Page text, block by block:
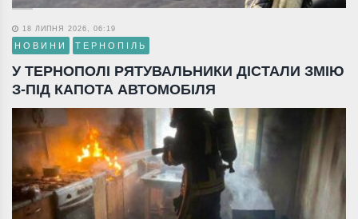
18 ЛИПНЯ 2026, 06:19
НОВИНИ ТЕРНОПІЛЬ
У ТЕРНОПОЛІ РЯТУВАЛЬНИКИ ДІСТАЛИ ЗМІЮ
З-ПІД КАПОТА АВТОМОБІЛЯ